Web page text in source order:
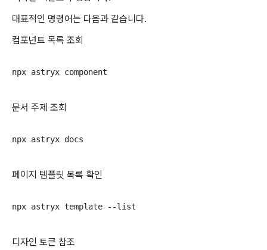
대표적인 명령어는 다음과 같습니다.
컴포넌트 목록 조회
문서 주제 조회
페이지 템플릿 목록 확인
디자인 토큰 참조